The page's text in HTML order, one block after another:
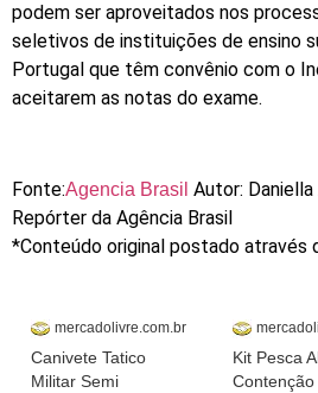
podem ser aproveitados nos
seletivos de instituições de ensino
Portugal que têm convênio com o
aceitarem as notas do exame.
Fonte:Agencia Brasil Autor:
Repórter da Agência Brasil
*Conteúdo original postado através
mercadolivre.com.br
Canivete Tatico
Militar Semi
Kit Pesca
Contenção